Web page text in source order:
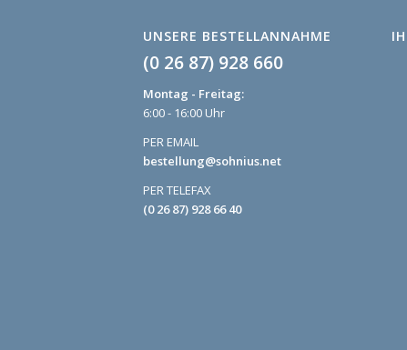
UNSERE BESTELLANNAHME
(0 26 87) 928 660
Montag - Freitag:
6:00 - 16:00 Uhr
PER EMAIL
bestellung@sohnius.net
PER TELEFAX
(0 26 87) 928 66 40